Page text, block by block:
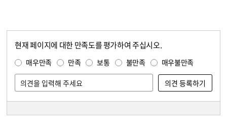
현재 페이지에 대한 만족도를 평가하여 주십시오.
매우만족 만족 보통 불만족 매우불만족